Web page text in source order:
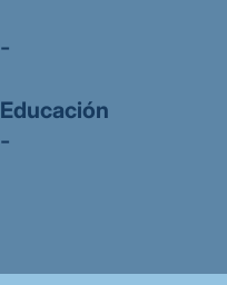
-
Educación
-